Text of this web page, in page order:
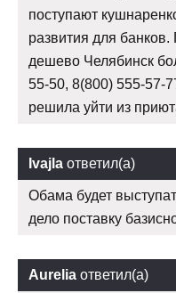
поступают
развития для
дешево Челябинск
55-50, 8(800) 555-57-
решила уйти из
Ivajla ответил(а)
Обама будет
дело поставку
Aurelia ответил(а)